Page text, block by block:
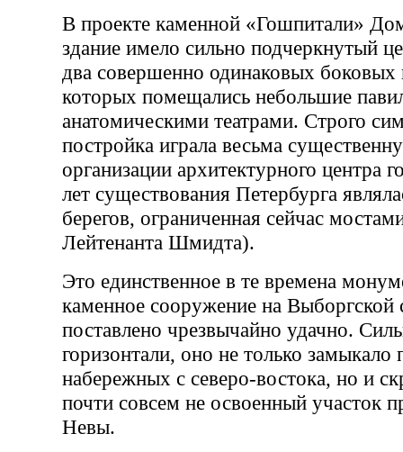
В проекте каменной «Гошпитали»
здание имело сильно подчеркнутый
два совершенно одинаковых боковых
которых помещались небольшие
анатомическими театрами. Строго
постройка играла весьма
организации архитектурного центра
лет существования Петербурга
берегов, ограниченная сейчас
Лейтенанта Шмидта).
Это единственное в те времена
каменное сооружение на Выборгской
поставлено чрезвычайно удачно.
горизонтали, оно не только замыкало
набережных с северо-востока, но и
почти совсем не освоенный участок
Невы.